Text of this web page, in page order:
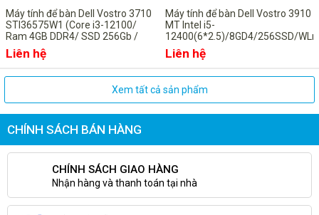
Máy tính để bàn Dell Vostro 3710
STI36575W1 (Core i3-12100/
Ram 4GB DDR4/ SSD 256Gb /
Non DVD/ Wifi + Bluetooth /
Windows 11 Home/ Office Home
Liên hệ
Máy tính để bàn Dell Vostro 3910
MT Intel i5-
12400(6*2.5)/8GD4/256SSD/
HOME ST/ProSup/ĐEN, USB
Keyboard & Mouse (9M2DD1)
Liên hệ
Xem tất cả sản phẩm
CHÍNH SÁCH BÁN HÀNG
CHÍNH SÁCH GIAO HÀNG
Nhận hàng và thanh toán tại nhà